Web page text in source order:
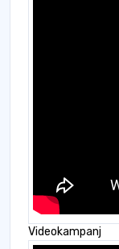
Videokampanj